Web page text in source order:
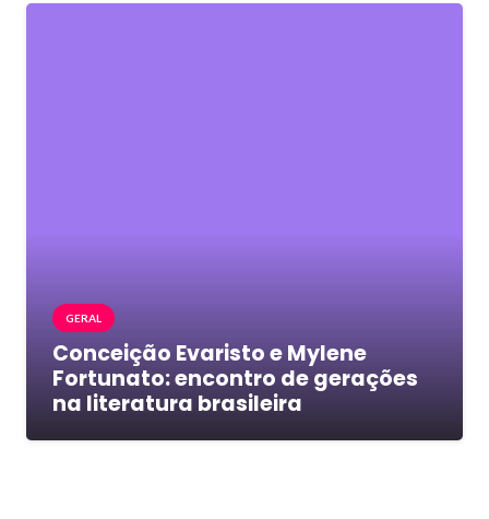
GERAL
Conceição Evaristo e Mylene
Fortunato: encontro de gerações
na literatura brasileira